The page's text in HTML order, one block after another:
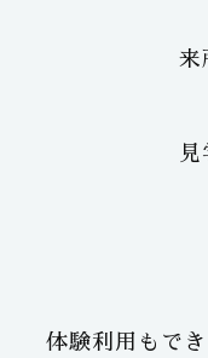
来
体験利用もで